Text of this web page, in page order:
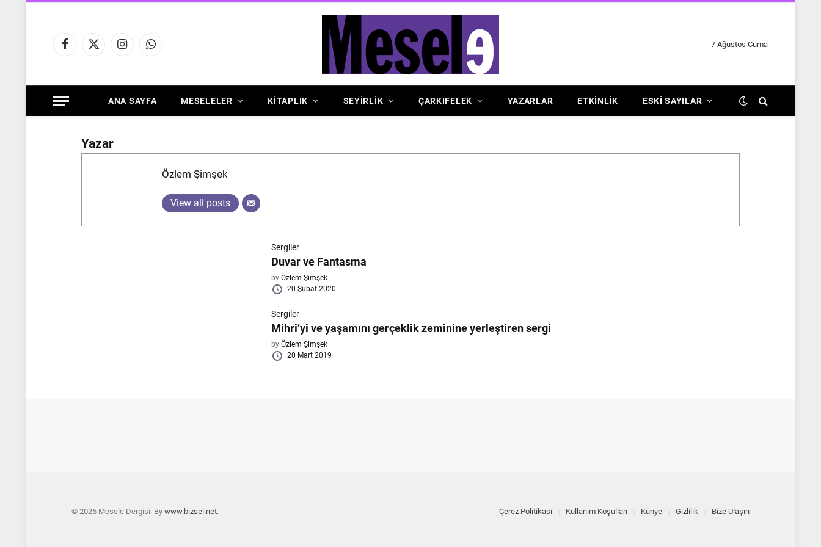
Facebook
X
InstagramWhatsApp
7 Ağustos Cuma
ANA SAYFA MESELELER KİTAPLIK SEYİRLİK ÇARKIFELEK YAZARLAR ETKINLIK ESKI SAYILAR
Yazar
Özlem Şimşek
View all posts
Sergiler
Duvar ve Fantasma
byÖzlem Şimşek
20 Şubat 2020
Sergiler
Mihri’yi ve yaşamını gerçeklik zeminine yerleştiren sergi
byÖzlem Şimşek
20 Mart 2019
© 2026 Mesele Dergisi. By www.bizsel.net. Çerez Politikası Kullanım Koşulları Künye Gizlilik Bize Ulaşın